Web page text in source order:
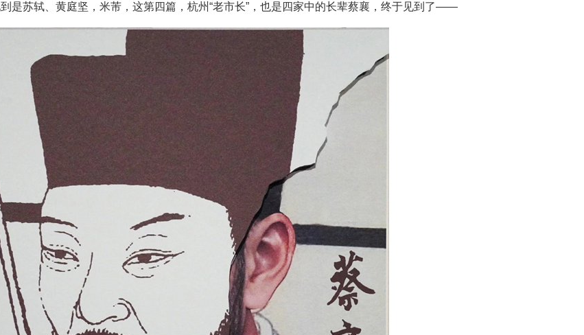
到是苏轼、黄庭坚，米芾，这第四篇，杭州“老市长”，也是四家中的长辈蔡襄，终于见到了——